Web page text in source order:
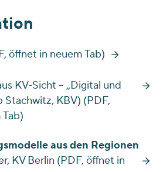
öffnet in neuem Tab)
KV-Sicht – „Digital und
Stachwitz, KBV) (PDF,
aus den Regionen
KV Berlin (PDF, öffnet in